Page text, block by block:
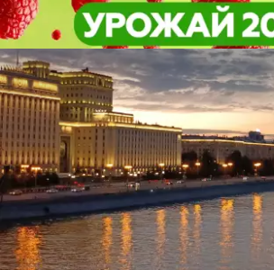
Подсчитаны траты
на поездки в
Общество Подсчитаны траты
на поездки в
Общество
Другие
новости
теме
Погода и
курсы
в Пензе